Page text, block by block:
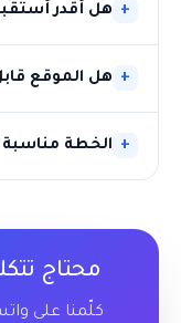
هل أقدر
هل الموقع
الخطة مناسبة
محتاج
كلّمنا على